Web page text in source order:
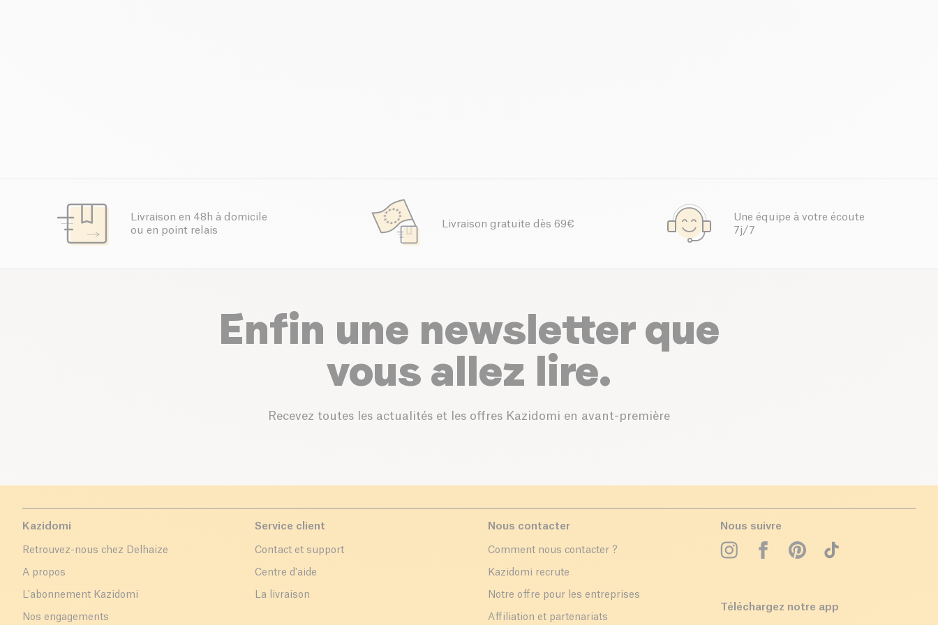
Livraison en 48h à domicile
ou en point relais
Livraison gratuite dès 69€
Une équipe à votre écoute
7j/7
Enfin une newsletter que
vous allez lire.
Recevez toutes les actualités et les offres Kazidomi en avant-première
Kazidomi
Retrouvez-nous chez Delhaize
A propos
L'abonnement Kazidomi
Nos engagements
Service client
Contact et support
Centre d'aide
La livraison
Nous contacter
Comment nous contacter ?
Kazidomi recrute
Notre offre pour les entreprises
Affiliation et partenariats
Nous suivre
Téléchargez notre app